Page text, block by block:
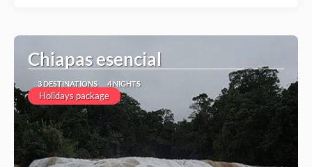
Chiapas esencial
3 DESTINATIONS 4 NIGHTS
Holidays package